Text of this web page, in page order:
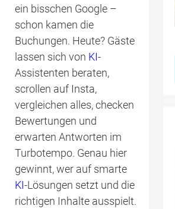
ein bisschen Google –
schon kamen die
Buchungen. Heute? Gäste
lassen sich von KI-
Assistenten beraten,
scrollen auf Insta,
vergleichen alles, checken
Bewertungen und
erwarten Antworten im
Turbotempo. Genau hier
gewinnt, wer auf smarte
KI-Lösungen setzt und die
richtigen Inhalte ausspielt.